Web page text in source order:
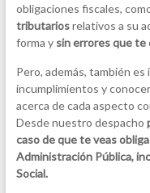
obligaciones fiscales,
tributariosrelativos a su
forma y sin errores que
Pero, además, también
incumplimientos y
acerca de cada aspecto
Desde nuestro despacho
caso de que te veas
Administración Pública,
Social.